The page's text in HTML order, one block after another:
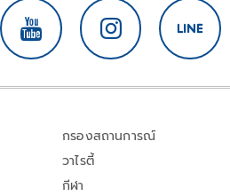
กรองสถานการณ์
วาไรตี้
กีฬา